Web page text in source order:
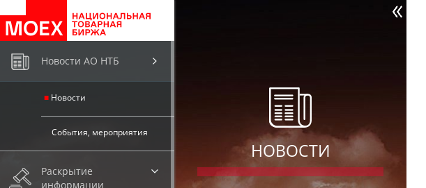
Новости АО НТБ
Новости
События, мероприятия
Раскрытие
информации
НОВОСТИ